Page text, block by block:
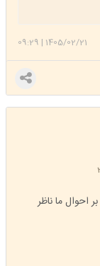
1405/02/21
|
09:29
احوال ما ناظر